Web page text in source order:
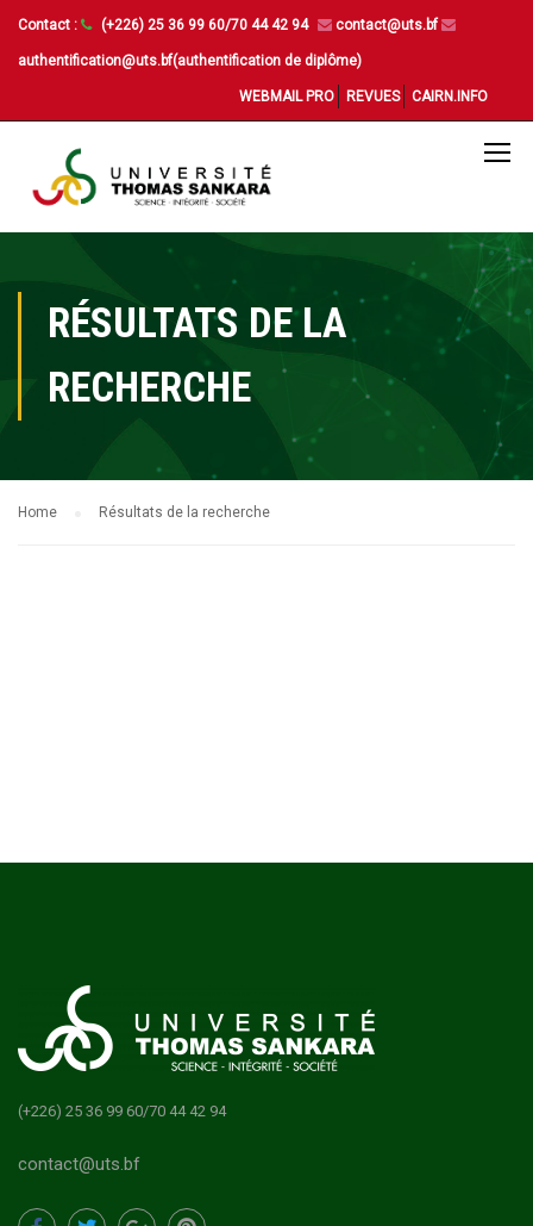
Contact : (+226) 25 36 99 60/70 44 42 94 contact@uts.bf
authentification@uts.bf(authentification de diplôme)
WEBMAIL PRO REVUES CAIRN.INFO
RÉSULTATS DE LA
RECHERCHE
Home Résultats de la recherche
(+226) 25 36 99 60/70 44 42 94
contact@uts.bf